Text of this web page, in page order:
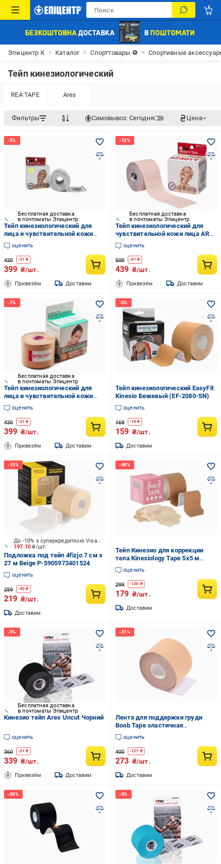
Эпицентр К Каталог Спорттовары ⚽ Спортивные
Тейп кинезиологический
REA TAPE Ares
Фильтры Самовывоз: Сегодня Цена
Бесплатная доставка
в почтоматы Эпицентр
Тейп кинезиологический для
лица и чувствительной кожи
Ares Beauty Gentle Белый
оценить
420 -21 ₴
399 ₴/шт.
Привезём Доставим
Бесплатная доставка
в почтоматы Эпицентр
Тейп кинезиологический для
чувствительной кожи лица ARES
Beauty Gentle Бежевый
(1790680882)
оценить
500 -61 ₴
439 ₴/шт.
Привезём Доставим
Бесплатная доставка
в почтоматы Эпицентр
Тейп кинезиологический для
лица и чувствительной кожи
Epos Elegant Телесный
оценить
430 -31 ₴
399 ₴/шт.
Привезём Доставим
Тейп кинезиологический EasyFit
Kinesio Бежевый (EF-2080-SN)
оценить
169 -10 ₴
159 ₴/шт.
Доставим
197.10₴/шт.
До -10% з суперкредиткою Visa Вигода
Подложка под тейп 4fizjo 7 см x
27 м Beige P-5905973401524
оценить
259 -40 ₴
219 ₴/шт.
Доставим
Тейп Кинезио для коррекции
тела Kinesiology Tape 5х5 м
(7a269053)
оценить
299 -120 ₴
179 ₴/шт.
Доставим
Бесплатная доставка
в почтоматы Эпицентр
Кинезио тейп Ares Uncut Чорний
оценить
360 -21 ₴
339 ₴/шт.
Привезём Доставим
Лента для поддержки груди
Boob Tape эластичная
самоклеящаяся 5 м/7,5 см
Бежевый (BT-ТХТ-7,5)
оценить
400 -127 ₴
273 ₴/шт.
Доставим